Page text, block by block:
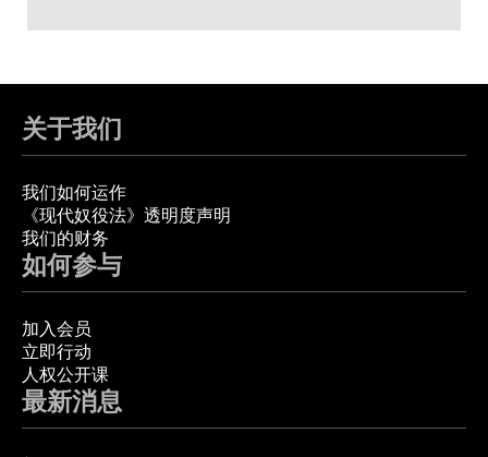
关于我们
我们如何运作
《现代奴役法》透明度声明
我们的财务
如何参与
加入会员
立即行动
人权公开课
最新消息